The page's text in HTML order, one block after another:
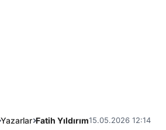
Yazarlar Fatih Yıldırım15.05.2026 12:14